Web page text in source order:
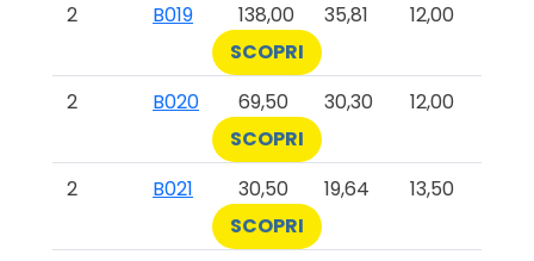
2
B019 138,00 35,81
12,00
SCOPRI
2
B020 69,50 30,30
12,00
SCOPRI
2
B021 30,50 19,64
13,50
SCOPRI